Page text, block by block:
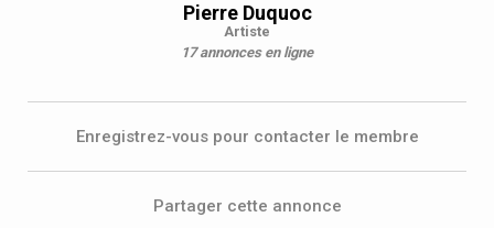
Pierre Duquoc
Artiste
17 annonces en ligne
Enregistrez-vous pour contacter le membre
Partager cette annonce